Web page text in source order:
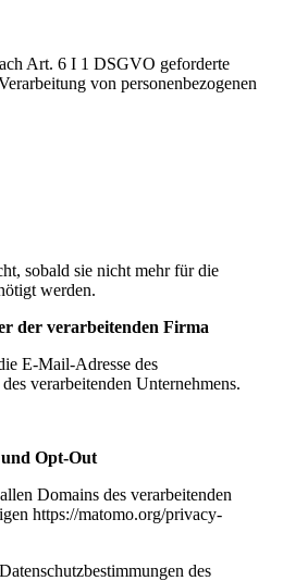
Art. 6 I 1 DSGVO geforderte
von personenbezogenen
sobald sie nicht mehr für die
werden.
der verarbeitenden Firma
E-Mail-Adresse des
verarbeitenden Unternehmens.
Opt-Out
Domains des verarbeitenden
https://matomo.org/privacy-
des